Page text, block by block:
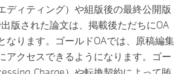
ディティング）や組版後の最終公開版
版された論文は、掲載後ただちにOA
なります。ゴールドOAでは、原稿編集
アクセスできるようになります。ゴー